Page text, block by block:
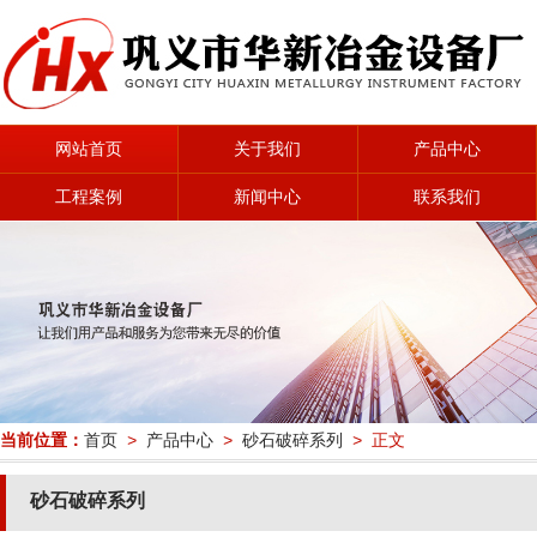
网站首页 关于我们 产品中心
工程案例 新闻中心 联系我们
当前位置： 首页 > 产品中心 > 砂石破碎系列 > 正文
砂石破碎系列